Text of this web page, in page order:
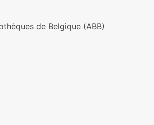
de Belgique (ABB)